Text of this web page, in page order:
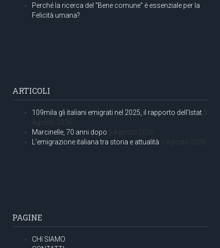
Perché la ricerca del “Bene comune” è essenziale per la
Felicità umana?
ARTICOLI
109mila gli italiani emigrati nel 2025, il rapporto dell’Istat 5
Agosto 2026
Marcinelle, 70 anni dopo 5 Agosto 2026
L’emigrazione italiana tra storia e attualità 1 Agosto 2026
PAGINE
CHI SIAMO